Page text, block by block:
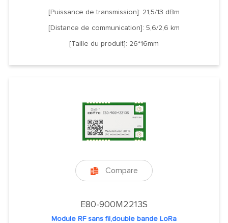
[Puissance de transmission]: 21,5/13 dBm
[Distance de communication]: 5,6/2,6 km
[Taille du produit]: 26*16mm
 Compare
E80-900M2213S
Module RF sans fil,double bande LoRa